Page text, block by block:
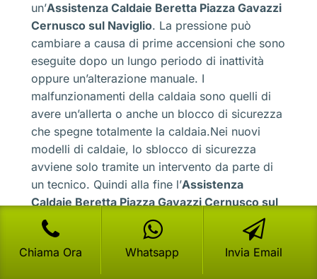
un’Assistenza Caldaie Beretta Piazza Gavazzi
Cernusco sul Naviglio. La pressione può
cambiare a causa di prime accensioni che sono
eseguite dopo un lungo periodo di inattività
oppure un’alterazione manuale. I
malfunzionamenti della caldaia sono quelli di
avere un’allerta o anche un blocco di sicurezza
che spegne totalmente la caldaia.Nei nuovi
modelli di caldaie, lo sblocco di sicurezza
avviene solo tramite un intervento da parte di
un tecnico. Quindi alla fine l’Assistenza
Caldaie Beretta Piazza Gavazzi Cernusco sul
Naviglio
occorre sempre, come e comunque.
Anzi sottolineiamo che in alcuni modelli che
sono ultratecnologici, occorre anche avere una
serie di codici che sono conosciuti solo dai
Chiama Ora Whatsapp Invia Email